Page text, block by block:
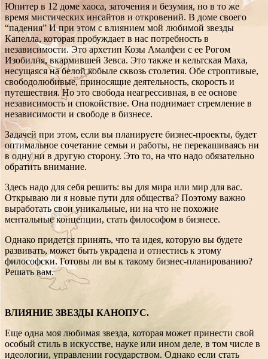
Юпитер в 12 доме хаоса, заточения и безумия, но в то же
время мистических инсайтов и откровений. В доме своего
“падения” И при этом с влиянием мой любимой звезды
Капелла, которая пробуждает в нас потребность в
независимости. Это архетип Козы Амалфеи с ее Рогом
Изобилия, вкармившей Зевса. Это также и кельтская Маха,
несущаяся на белой кобыле сквозь столетия. Обе строптивые,
свободолюбивые, приносящие деятельность, скорость и
путешествия. Но это свобода неагрессивная, в ее основе
независимость и спокойствие. Она поднимает стремление в
независимости и свободе в бизнесе.
Задачей при этом, если вы планируете бизнес-проекты, будет
оптимальное сочетание семьи и работы, не перекашиваясь ни
в одну ни в другую сторону. Это то, на что надо обязательно
обратить внимание.
Здесь надо для себя решить: вы для мира или мир для вас.
Открываю ли я новые пути для общества? Поэтому важно
выработать свои уникальные, ни на что не похожие
ментальные концепции, стать философом в бизнесе.
Однако придется принять, что та идея, которую вы будете
развивать, может быть украдена и отнестись к этому
философски. Готовы ли вы к такому бизнес-планированию?
Решать вам.
ВЛИЯНИЕ ЗВЕЗДЫ КАНОПУС.
Еще одна моя любимая звезда, которая может принести свой
особый стиль в искусстве, науке или ином деле, в том числе в
идеологии, управлении государством. Однако если стать